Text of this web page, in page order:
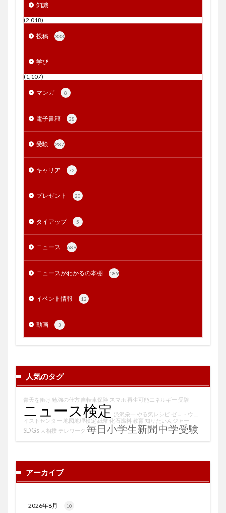
知識
(2,018)
投稿 333
学び
(1,107)
マンガ 8
電子書籍 28
受験 287
キャリア 72
プレゼント 20
タイアップ 5
ニュース 689
ニュースがわかるの本棚 189
イベント情報 12
動画 3
人気のタグ
青天を衝け 勉強の仕方 自転車保険 スマホ 再生可能エネルギー 受験
ニュース検定 渋沢栄一 やる気レシピ ゼロ・ウェ
イストセンター 地図地理検定 紙幣化石燃料 教育 知りたいんジャー
SDGs 大相撲 テレワーク 毎日小学生新聞中学受験
アーカイブ
2026年8月 10